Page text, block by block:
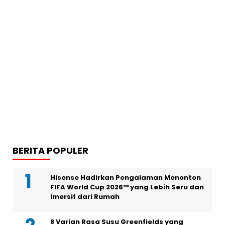
BERITA POPULER
Hisense Hadirkan Pengalaman Menonton
FIFA World Cup 2026™ yang Lebih Seru dan
Imersif dari Rumah
8 Varian Rasa Susu Greenfields yang